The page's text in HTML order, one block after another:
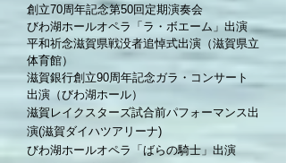
創立70周年記念第50回定期演奏会
びわ湖ホールオペラ「ラ・ボエーム」出演
平和祈念滋賀県戦没者追悼式出演（滋賀県立
体育館）
滋賀銀行創立90周年記念ガラ・コンサート
出演 （びわ湖ホール）
滋賀レイクスターズ試合前パフォーマンス出
演(滋賀ダイハツアリーナ)
びわ湖ホールオペラ「ばらの騎士」出演